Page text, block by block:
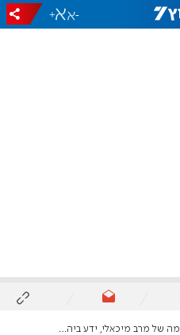
-
+
מיכאלי, ידע ביהדות אינו מזיק''